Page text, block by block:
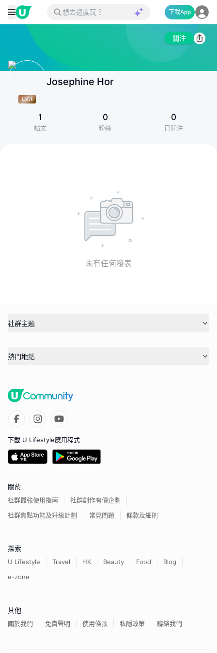
下載App
關注
Josephine Hor
1
帖文
0
粉絲
0
已關注
未有任何發表
社群主題
熱門地點
下載 U Lifestyle應用程式
關於
社群最強使用指南
社群創作有價企劃
社群焦點功能及升級計劃
常見問題 條款及細則
探索
U Lifestyle Travel HK Beauty Food
Blog
e-zone
其他
關於我們 免責聲明 使用條款 私隱政策 聯絡我們